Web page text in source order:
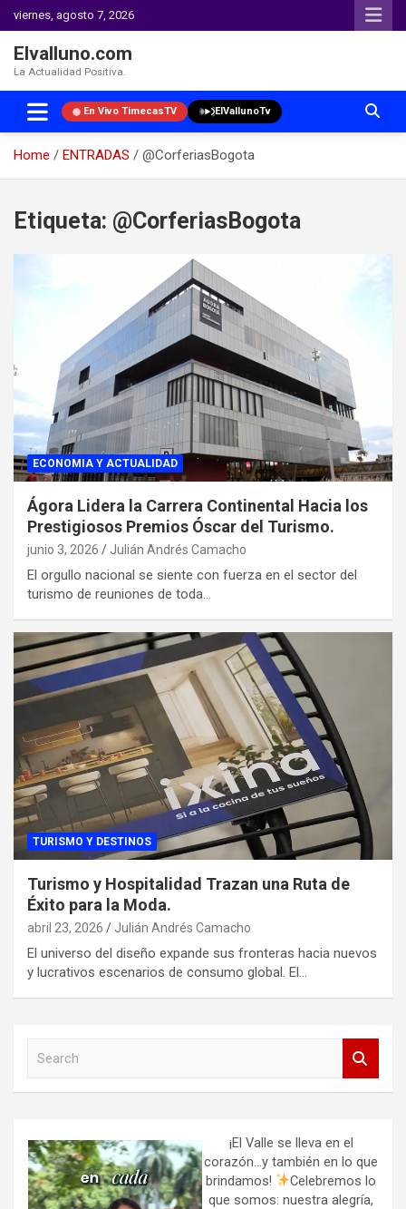
viernes, agosto 7, 2026
Elvalluno.com
La Actualidad Positiva.
En Vivo TimecasTV ElVallunoTv
Home ENTRADAS
@CorferiasBogota
content
Etiqueta: @CorferiasBogota
ECONOMIA Y ACTUALIDAD
Ágora Lidera la Carrera Continental Hacia los
Prestigiosos Premios Óscar del Turismo.
junio 3, 2026 Julián Andrés Camacho
El orgullo nacional se siente con fuerza en el sector del
turismo de reuniones de toda…
TURISMO Y DESTINOS
Turismo y Hospitalidad Trazan una Ruta de
Éxito para la Moda.
abril 23, 2026 Julián Andrés Camacho
El universo del diseño expande sus fronteras hacia nuevos
y lucrativos escenarios de consumo global. El…
h
¡El Valle se lleva en el
corazón…y también en lo que
brindamos!
Celebremos lo
que somos: nuestra alegría,